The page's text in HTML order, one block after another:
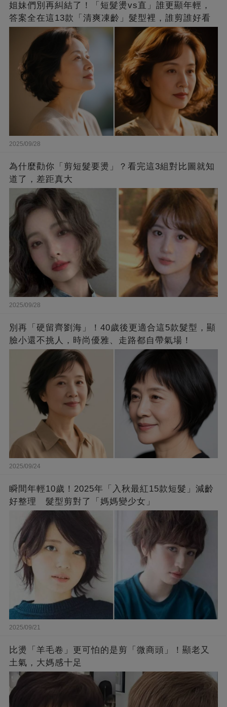
姐妹們別再糾結了！「短髮燙vs直」誰更顯年輕，
答案全在這13款「清爽凍齡」髮型裡，誰剪誰好看
2025/09/28
為什麼勸你「剪短髮要燙」？看完這3組對比圖就知
道了，差距真大
2025/09/28
別再「硬留齊劉海」！40歲後更適合這5款髮型，顯
臉小還不挑人，時尚優雅、走路都自帶氣場！
2025/09/24
瞬間年輕10歲！2025年「入秋最紅15款短髮」減齡
好整理 髮型剪對了「媽媽變少女」
2025/09/21
比燙「羊毛卷」更可怕的是剪「微商頭」！顯老又
土氣，大媽感十足